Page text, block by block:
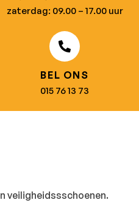
zaterdag: 09.00 – 17.00 uur
BEL ONS
015 76 13 73
veiligheidssschoenen.